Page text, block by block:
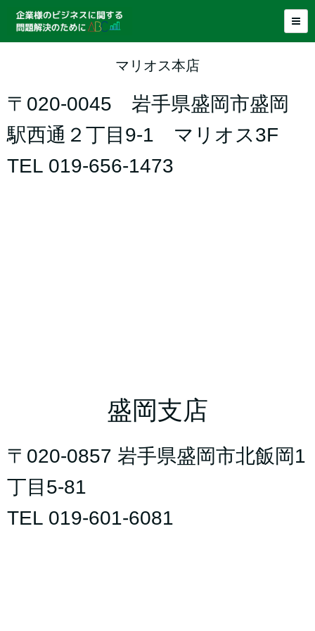
マリオス本店
〒020-0045 岩手県盛岡市盛岡
駅西通２丁目9-1 マリオス3F
TEL 019-656-1473
盛岡支店
〒020-0857 岩手県盛岡市北飯岡1
丁目5-81
TEL 019-601-6081